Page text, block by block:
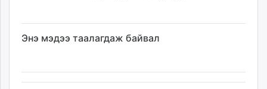
Энэ мэдээ таалагдаж байвал